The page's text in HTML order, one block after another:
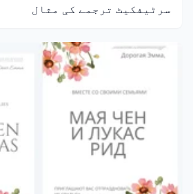
سرٹیفکیٹ ترجمے کی مثال